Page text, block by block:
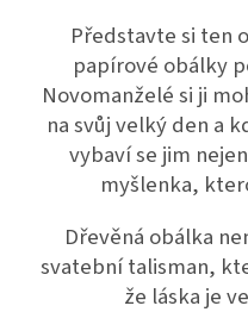
Představte si ten
papírové obálky
Novomanželé si ji
na svůj velký den a
vybaví se jim
myšlenka,
Dřevěná obálka
svatební talisman,
že láska je